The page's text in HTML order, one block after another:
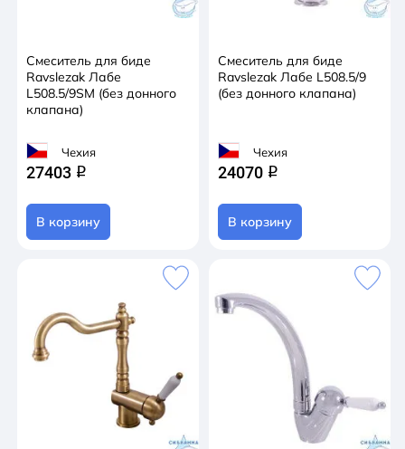
Смеситель для биде
Ravslezak Лабе
L508.5/9SM (без донного
клапана)
Чехия
27403 q
В корзину
Смеситель для биде
Ravslezak Лабе L508.5/9
(без донного клапана)
Чехия
24070 q
В корзину